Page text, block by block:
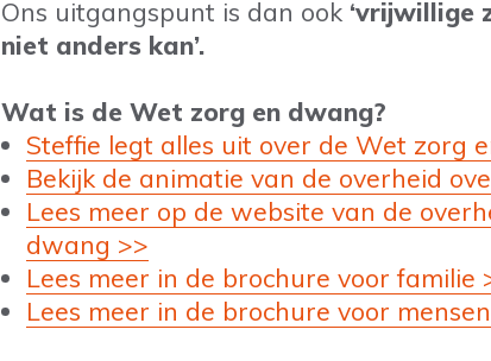
Ons uitgangspunt is dan ook ‘vrijwillige
niet anders kan’.
Wat is de Wet zorg en dwang?
Steffie legt alles uit over de Wet zorg
Bekijk de animatie van de overheid
Lees meer op de website van de
dwang >>
Lees meer in de brochure voor familie
Lees meer in de brochure voor